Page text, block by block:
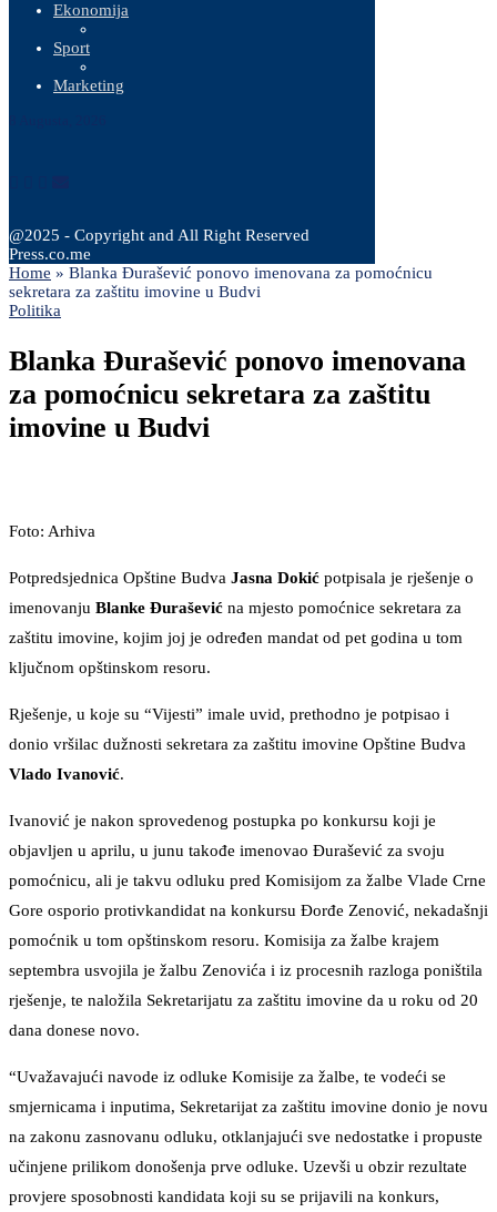
Ekonomija
Sport
Marketing
@2025 - Copyright and All Right Reserved
Press.co.me
Home » Blanka Đurašević ponovo imenovana za pomoćnicu
sekretara za zaštitu imovine u Budvi
Politika
Blanka Đurašević ponovo imenovana
za pomoćnicu sekretara za zaštitu
imovine u Budvi
Foto: Arhiva
Potpredsjednica Opštine Budva Jasna Dokić potpisala je rješenje o
imenovanju Blanke Đurašević na mjesto pomoćnice sekretara za
zaštitu imovine, kojim joj je određen mandat od pet godina u tom
ključnom opštinskom resoru.
Rješenje, u koje su “Vijesti” imale uvid, prethodno je potpisao i
donio vršilac dužnosti sekretara za zaštitu imovine Opštine Budva
Vlado Ivanović.
Ivanović je nakon sprovedenog postupka po konkursu koji je
objavljen u aprilu, u junu takođe imenovao Đurašević za svoju
pomoćnicu, ali je takvu odluku pred Komisijom za žalbe Vlade Crne
Gore osporio protivkandidat na konkursu Đorđe Zenović, nekadašnji
pomoćnik u tom opštinskom resoru. Komisija za žalbe krajem
septembra usvojila je žalbu Zenovića i iz procesnih razloga poništila
rješenje, te naložila Sekretarijatu za zaštitu imovine da u roku od 20
dana donese novo.
“Uvažavajući navode iz odluke Komisije za žalbe, te vodeći se
smjernicama i inputima, Sekretarijat za zaštitu imovine donio je novu
na zakonu zasnovanu odluku, otklanjajući sve nedostatke i propuste
učinjene prilikom donošenja prve odluke. Uzevši u obzir rezultate
provjere sposobnosti kandidata koji su se prijavili na konkurs,